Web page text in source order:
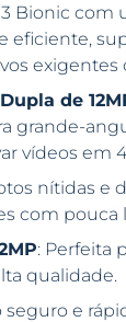
Bionic com
eficiente,
exigentes
de
grande-
vídeos em
nítidas e
com pouca
: Perfeita
qualidade.
seguro e